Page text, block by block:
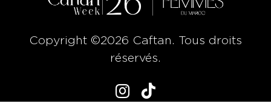
Copyright ©2026 Caftan. Tous droits
réservés.